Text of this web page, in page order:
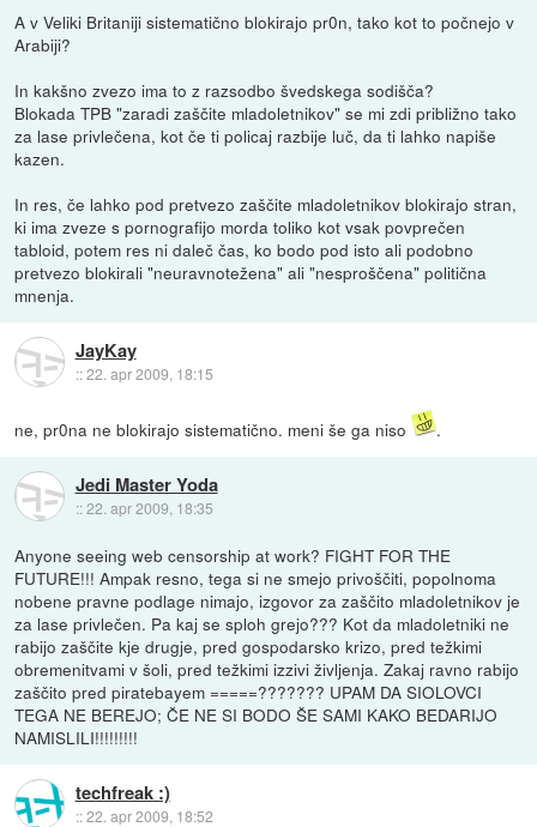
A v Veliki Britaniji sistematično blokirajo pr0n, tako kot to počnejo v
Arabiji?
In kakšno zvezo ima to z razsodbo švedskega sodišča?
Blokada TPB "zaradi zaščite mladoletnikov" se mi zdi približno tako
za lase privlečena, kot če ti policaj razbije luč, da ti lahko napiše
kazen.
In res, če lahko pod pretvezo zaščite mladoletnikov blokirajo stran,
ki ima zveze s pornografijo morda toliko kot vsak povprečen
tabloid, potem res ni daleč čas, ko bodo pod isto ali podobno
pretvezo blokirali "neuravnotežena" ali "nesproščena" politična
mnenja.
JayKay
::22. apr 2009, 18:15
ne, pr0na ne blokirajo sistematično. meni še ga niso .
Jedi Master Yoda
::22. apr 2009, 18:35
Anyone seeing web censorship at work? FIGHT FOR THE
FUTURE!!! Ampak resno, tega si ne smejo privoščiti, popolnoma
nobene pravne podlage nimajo, izgovor za zaščito mladoletnikov je
za lase privlečen. Pa kaj se sploh grejo??? Kot da mladoletniki ne
rabijo zaščite kje drugje, pred gospodarsko krizo, pred težkimi
obremenitvami v šoli, pred težkimi izzivi življenja. Zakaj ravno rabijo
zaščito pred piratebayem =====??????? UPAM DA SIOLOVCI
TEGA NE BEREJO; ČE NE SI BODO ŠE SAMI KAKO BEDARIJO
NAMISLILI!!!!!!!!!
techfreak :)
::22. apr 2009, 18:52